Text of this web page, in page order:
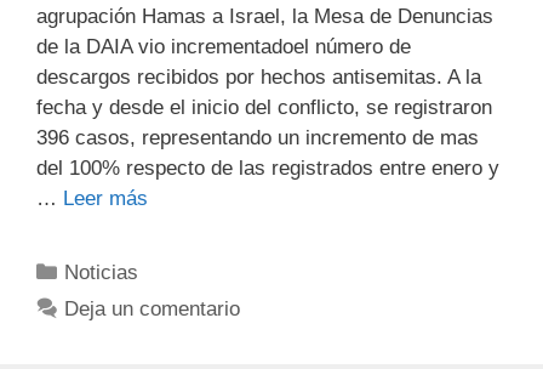
agrupación Hamas a Israel, la Mesa de Denuncias
de la DAIA vio incrementadoel número de
descargos recibidos por hechos antisemitas. A la
fecha y desde el inicio del conflicto, se registraron
396 casos, representando un incremento de mas
del 100% respecto de las registrados entre enero y
… Leer más
Noticias
Deja un comentario